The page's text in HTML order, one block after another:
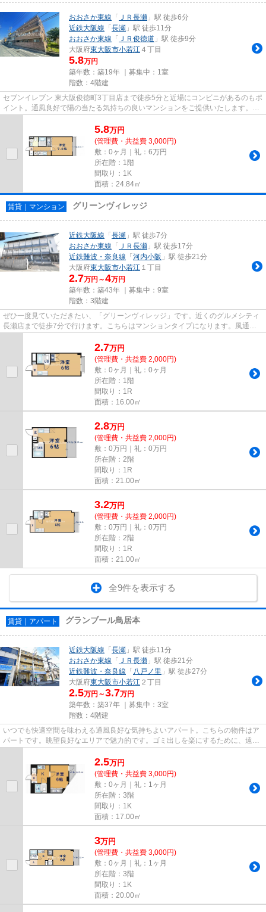
おおさか東線 「 ＪＲ長瀬 」駅 徒歩6分
近鉄大阪線 「長瀬 」駅 徒歩11分
おおさか東線 「 ＪＲ俊徳道 」駅 徒歩9分
大阪府東大阪市小若江 ４丁目
5.8万円
築年数：築19年 ｜募集中： 1室
階数：4階建
セブンイレブン 東大阪俊徳町3丁目店まで徒歩5分と近場にコンビニがあるのもポ
イント。通風良好で陽の当たる気持ちの良いマンションをご提供いたします。2
駅利用できる場所にあるので...
5.8万円
(管理費・共益費 3,000円)
敷：0ヶ月｜礼：6万円
所在階：1階
間取り：1K
面積：24.84㎡
賃貸｜マンション グリーンヴィレッジ
近鉄大阪線 「長瀬 」駅 徒歩7分
おおさか東線 「 ＪＲ長瀬 」駅 徒歩17分
近鉄難波・奈良線 「河内小阪 」駅 徒歩21分
大阪府東大阪市小若江 １丁目
2.7万円～4万円
築年数：築43年 ｜募集中： 9室
階数：3階建
ぜひ一度見ていただきたい、「グリーンヴィレッジ」です。近くのグルメシティ
長瀬店まで徒歩7分で行けます。こちらはマンションタイプになります。風通し
のよさが魅力の物件です。東大...
2.7万円
(管理費・共益費 2,000円)
敷：0ヶ月｜礼：0ヶ月
所在階：1階
間取り：1R
面積：16.00㎡
2.8万円
(管理費・共益費 2,000円)
敷：0万円｜礼：0万円
所在階：2階
間取り：1R
面積：21.00㎡
3.2万円
(管理費・共益費 2,000円)
敷：0万円｜礼：0万円
所在階：2階
間取り：1R
面積：21.00㎡
全9件を表示する
賃貸｜アパート グランブール鳥居本
近鉄大阪線 「長瀬 」駅 徒歩11分
おおさか東線 「 ＪＲ長瀬 」駅 徒歩21分
近鉄難波・奈良線 「 八戸ノ里 」駅 徒歩27分
大阪府東大阪市小若江 ２丁目
2.5万円～3.7万円
築年数：築37年 ｜募集中： 3室
階数：4階建
いつでも快適空間を味わえる通風良好な気持ちよいアパート。こちらの物件はア
パートです。眺望良好なエリアで魅力的です。ゴミ出しを楽にするために、遠く
まで行かずに済むゴミ置き場...
2.5万円
(管理費・共益費 3,000円)
敷：0ヶ月｜礼：1ヶ月
所在階：3階
間取り：1K
面積：17.00㎡
3万円
(管理費・共益費 3,000円)
敷：0ヶ月｜礼：1ヶ月
所在階：3階
間取り：1K
面積：20.00㎡